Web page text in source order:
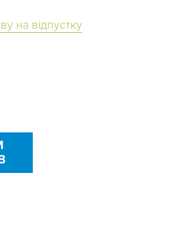
на відпустку